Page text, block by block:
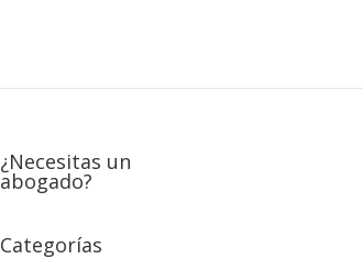
¿Necesitas un
abogado?
Categorías